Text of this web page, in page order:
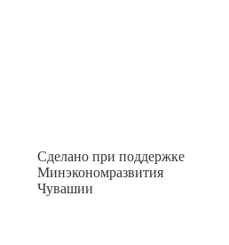
Сделано при поддержке
Минэкономразвития
Чувашии